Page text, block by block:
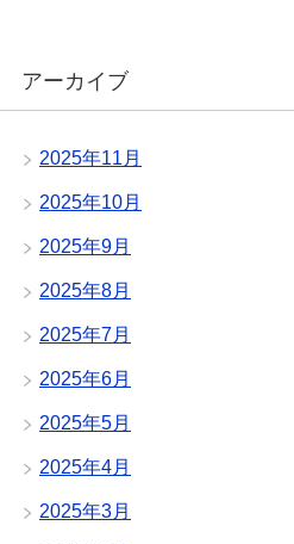
アーカイブ
2025年11月
2025年10月
2025年9月
2025年8月
2025年7月
2025年6月
2025年5月
2025年4月
2025年3月